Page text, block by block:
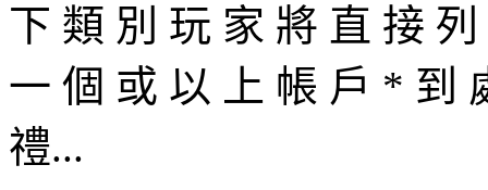
下 類 別 玩 家 將 直 接
一 個 或 以 上 帳 戶 * 到
禮...